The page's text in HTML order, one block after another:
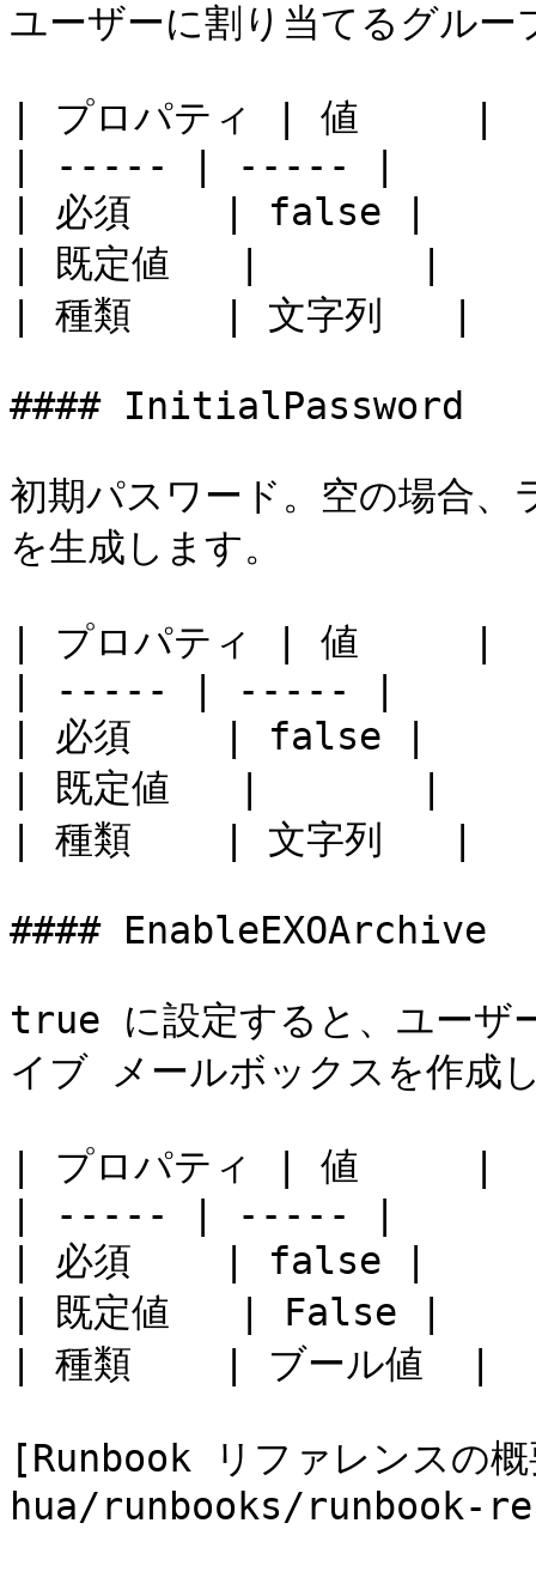
ユーザーに割り当てるグル
| プロパティ | 値     |
| ----- | ----- |
| 必須    | false |
| 既定値   |       |
| 種類    | 文字列   |
#### InitialPassword
初期パスワード。空の場合
を生成します。
| プロパティ | 値     |
| ----- | ----- |
| 必須    | false |
| 既定値   |       |
| 種類    | 文字列   |
#### EnableEXOArchive
true に設定すると、ユー
イブ メールボックスを作成
| プロパティ | 値     |
| ----- | ----- |
| 必須    | false |
| 既定値   | False |
| 種類    | ブール値  |
[Runbook リファレンス
hua/runbooks/runbook-